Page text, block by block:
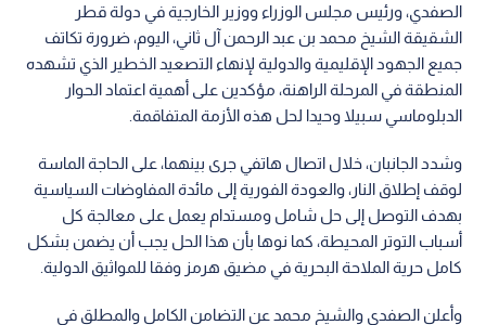
الصفدي، ورئيس مجلس الوزراء ووزير الخارجية في دولة قطر
الشقيقة الشيخ محمد بن عبد الرحمن آل ثاني، اليوم، ضرورة تكاتف
جميع الجهود الإقليمية والدولية لإنهاء التصعيد الخطير الذي تشهده
المنطقة في المرحلة الراهنة، مؤكدين على أهمية اعتماد الحوار
الدبلوماسي سبيلا وحيدا لحل هذه الأزمة المتفاقمة.
وشدد الجانبان، خلال اتصال هاتفي جرى بينهما، على الحاجة الماسة
لوقف إطلاق النار، والعودة الفورية إلى مائدة المفاوضات السياسية
بهدف التوصل إلى حل شامل ومستدام يعمل على معالجة كل
أسباب التوتر المحيطة، كما نوها بأن هذا الحل يجب أن يضمن بشكل
كامل حرية الملاحة البحرية في مضيق هرمز وفقا للمواثيق الدولية.
وأعلن الصفدي والشيخ محمد عن التضامن الكامل والمطلق في